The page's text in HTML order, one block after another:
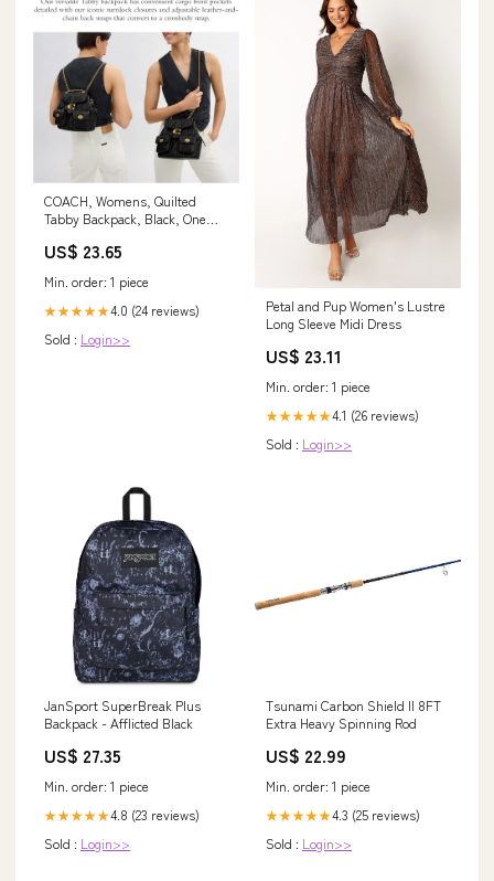
COACH, Womens, Quilted
Tabby Backpack, Black, One
Jewelry
US$ 23.65
Min. order: 1 piece
★★★★★4.0 (24 reviews)
Sold : Login>>
Petal and Pup Women's Lustre
Long Sleeve Midi Dress
US$ 23.11
Min. order: 1 piece
★★★★★4.1 (26 reviews)
Sold : Login>>
JanSport SuperBreak Plus
Backpack - Afflicted Black
US$ 27.35
Min. order: 1 piece
★★★★★4.8 (23 reviews)
Sold : Login>>
Tsunami Carbon Shield II 8FT
Extra Heavy Spinning Rod
US$ 22.99
Min. order: 1 piece
★★★★★4.3 (25 reviews)
Sold : Login>>